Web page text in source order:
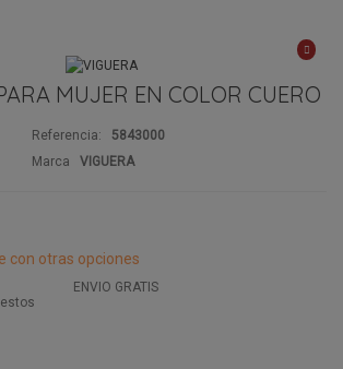
MUJER EN COLOR CUERO
Referencia:
5843000
Marca
VIGUERA
con otras opciones
ENVIO GRATIS